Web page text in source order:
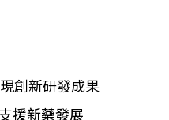
創新研發成果
援新藥發展